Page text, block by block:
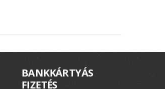
BANKKÁRTYÁS
FIZETÉS